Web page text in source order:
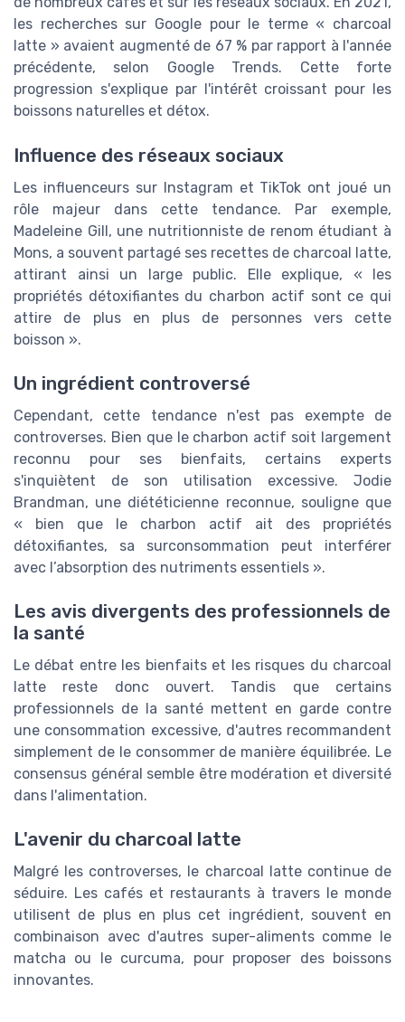
les recherches sur Google pour le terme « charcoal
latte » avaient augmenté de 67 % par rapport à l'année
précédente, selon Google Trends. Cette forte
progression s'explique par l'intérêt croissant pour les
boissons naturelles et détox.
Influence des réseaux sociaux
Les influenceurs sur Instagram et TikTok ont joué un
rôle majeur dans cette tendance. Par exemple,
Madeleine Gill, une nutritionniste de renom étudiant à
Mons, a souvent partagé ses recettes de charcoal latte,
attirant ainsi un large public. Elle explique, « les
propriétés détoxifiantes du charbon actif sont ce qui
attire de plus en plus de personnes vers cette
boisson ».
Un ingrédient controversé
Cependant, cette tendance n'est pas exempte de
controverses. Bien que le charbon actif soit largement
reconnu pour ses bienfaits, certains experts
s'inquiètent de son utilisation excessive. Jodie
Brandman, une diététicienne reconnue, souligne que
« bien que le charbon actif ait des propriétés
détoxifiantes, sa surconsommation peut interférer
avec l’absorption des nutriments essentiels ».
Les avis divergents des professionnels de
la santé
Le débat entre les bienfaits et les risques du charcoal
latte reste donc ouvert. Tandis que certains
professionnels de la santé mettent en garde contre
une consommation excessive, d'autres recommandent
simplement de le consommer de manière équilibrée. Le
consensus général semble être modération et diversité
dans l'alimentation.
L'avenir du charcoal latte
Malgré les controverses, le charcoal latte continue de
séduire. Les cafés et restaurants à travers le monde
utilisent de plus en plus cet ingrédient, souvent en
combinaison avec d'autres super-aliments comme le
matcha ou le curcuma, pour proposer des boissons
innovantes.